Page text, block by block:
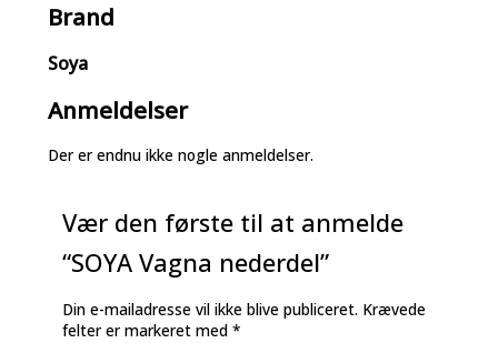
Brand
Soya
Anmeldelser
Der er endnu ikke nogle anmeldelser.
Vær den første til at anmelde
“SOYA Vagna nederdel”
Din e-mailadresse vil ikke blive publiceret. Krævede
felter er markeret med*